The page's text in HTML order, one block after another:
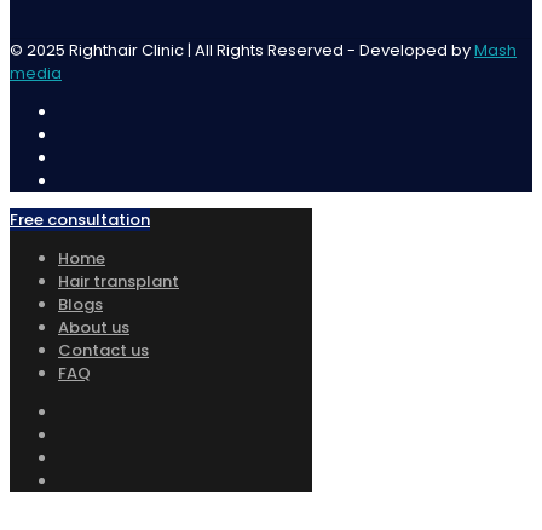
© 2025 Righthair Clinic | All Rights Reserved - Developed byMash
media
Free consultation
Home
Hair transplant
Blogs
About us
Contact us
FAQ